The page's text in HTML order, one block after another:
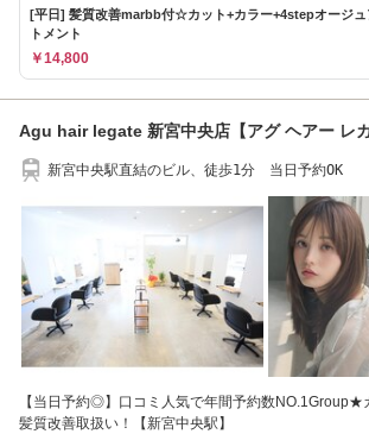
[平日] 髪質改善marbb付☆カット+カラー+4stepオージュ
トメント
￥14,800
Agu hair legate 新宮中央店【アグ ヘアー レガ
新宮中央駅直結のビル、徒歩1分 当日予約OK
【当日予約◎】口コミ人気で年間予約数NO.1Group★
髪質改善取扱い！【新宮中央駅】